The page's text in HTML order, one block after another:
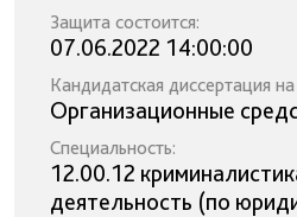
Защита состоится:
07.06.2022 14:00:00
Кандидатская диссертация
Организационные
Специальность:
12.00.12
деятельность (по